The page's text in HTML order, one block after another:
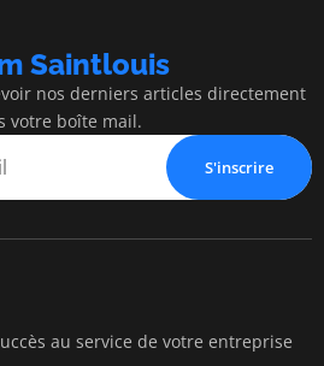
Saintlouis
nos derniers articles directement
votre boîte mail.
S'inscrire
au service de votre entreprise